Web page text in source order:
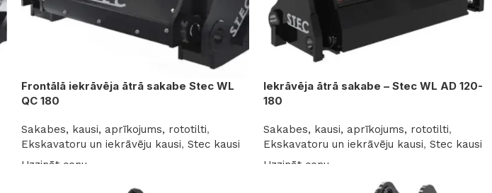
Frontālā iekrāvēja ātrā sakabe Stec WL
QC 180
Sakabes, kausi, aprīkojums, rototilti,
Ekskavatoru un iekrāvēju kausi, Stec kausi
Uzzināt cenu
Iekrāvēja ātrā sakabe – Stec WL AD 120-
180
Sakabes, kausi, aprīkojums, rototilti,
Ekskavatoru un iekrāvēju kausi,Stec kausi
Uzzināt cenu